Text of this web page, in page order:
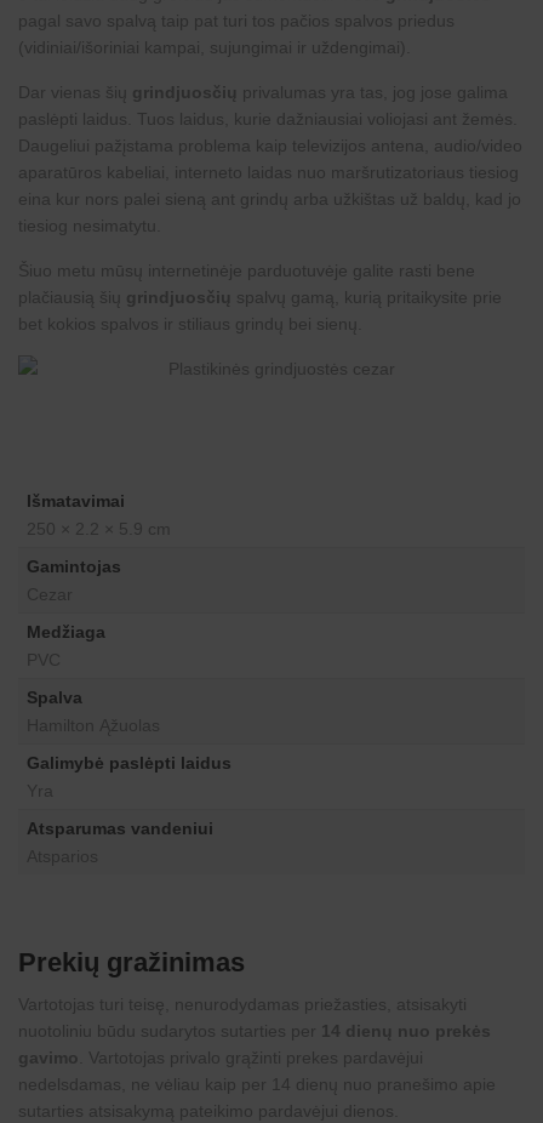
pagal savo spalvą taip pat turi tos pačios spalvos priedus
(vidiniai/išoriniai kampai, sujungimai ir uždengimai).
Dar vienas šių grindjuosčių privalumas yra tas, jog jose galima
paslėpti laidus. Tuos laidus, kurie dažniausiai voliojasi ant žemės.
Daugeliui pažįstama problema kaip televizijos antena, audio/video
aparatūros kabeliai, interneto laidas nuo maršrutizatoriaus tiesiog
eina kur nors palei sieną ant grindų arba užkištas už baldų, kad jo
tiesiog nesimatytu.
Šiuo metu mūsų internetinėje parduotuvėje galite rasti bene
plačiausią šių grindjuosčių spalvų gamą, kurią pritaikysite prie
bet kokios spalvos ir stiliaus grindų bei sienų.
Išmatavimai
250 × 2.2 × 5.9 cm
Gamintojas
Medžiaga
PVC
Spalva
Galimybė paslėpti laidus
Yra
Atsparumas vandeniui
Prekių gražinimas
Vartotojas turi teisę, nenurodydamas priežasties, atsisakyti
nuotoliniu būdu sudarytos sutarties per 14 dienų nuo prekės
gavimo . Vartotojas privalo grąžinti prekes pardavėjui
nedelsdamas, ne vėliau kaip per 14 dienų nuo pranešimo apie
sutarties atsisakymą pateikimo pardavėjui dienos.